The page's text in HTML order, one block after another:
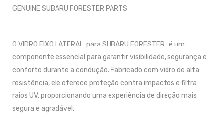
GENUINE SUBARU FORESTER PARTS
O VIDRO FIXO LATERAL para SUBARU FORESTER é um
componente essencial para garantir visibilidade, segurança e
conforto durante a condução. Fabricado com vidro de alta
resistência, ele oferece proteção contra impactos e filtra
raios UV, proporcionando uma experiência de direção mais
segura e agradável.